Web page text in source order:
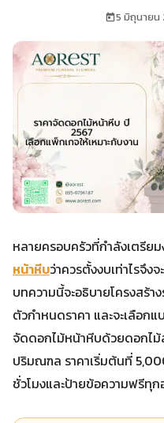
5 มิถุนายน
หลายครอบครัวที่กำลังเตรีย
หน้าหีบว่าควรตั้งงบเท่าไรจึง
บทความนี้จะอธิบายโครงสร้า
ตัวกำหนดราคา และจะเลือก
จัดดอกไม้หน้าหีบด้วยดอกไ
ปริมณฑล ราคาเริ่มต้นที่
ชั่วโมงและป้ายข้อความฟรีทุก